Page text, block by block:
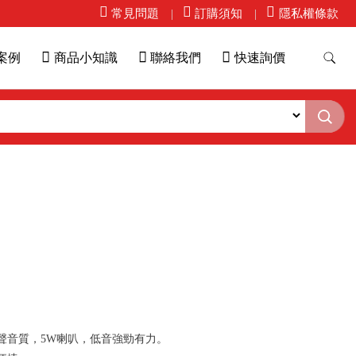
常見問題 訂購須知 隱私權條款
例 商品小知識 聯絡我們 快速詢價
質，5W喇叭，低音強勁有力。